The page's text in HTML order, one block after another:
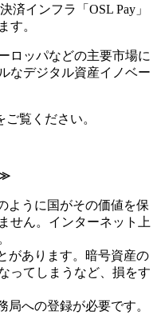
済インフラ「OSL Pay」
す。
ロッパなどの主要市場に
なデジタル資産イノベー
覧ください。
≫
ように国がその価値を保
せん。インターネット上
があります。暗号資産の
ってしまうなど、損をす
への登録が必要です。